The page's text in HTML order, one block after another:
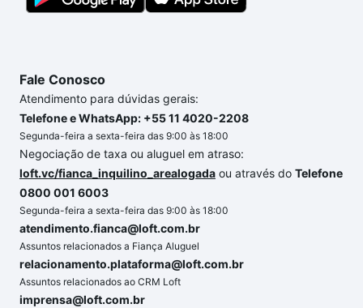
Fale Conosco
Atendimento para dúvidas gerais:
Telefone e WhatsApp: +55 11 4020-2208
Segunda-feira a sexta-feira das 9:00 às 18:00
Negociação de taxa ou aluguel em atraso:
loft.vc/fianca_inquilino_arealogada ou através do Telefone
0800 001 6003
Segunda-feira a sexta-feira das 9:00 às 18:00
atendimento.fianca@loft.com.br
Assuntos relacionados a Fiança Aluguel
relacionamento.plataforma@loft.com.br
Assuntos relacionados ao CRM Loft
imprensa@loft.com.br